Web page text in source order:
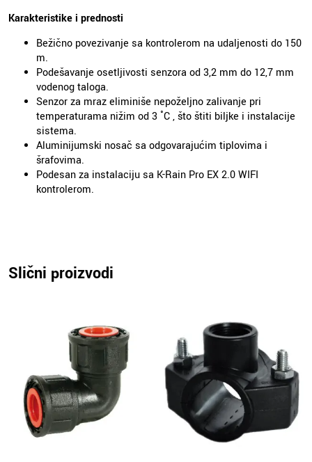
Karakteristike i prednosti
Bežično povezivanje sa kontrolerom na udaljenosti do 150
m.
Podešavanje osetljivosti senzora od 3,2 mm do 12,7 mm
vodenog taloga.
Senzor za mraz eliminiše nepoželjno zalivanje pri
temperaturama nižim od 3 ˚C , što štiti biljke i instalacije
sistema.
Aluminijumski nosač sa odgovarajućim tiplovima i
šrafovima.
Podesan za instalaciju sa K-Rain Pro EX 2.0 WIFI
kontrolerom.
Slični proizvodi